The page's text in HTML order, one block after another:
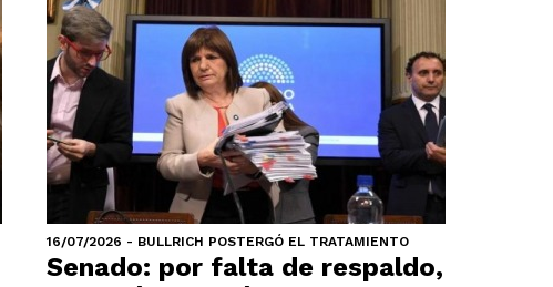
16/07/2026 - BULLRICH POSTERGÓ EL TRATAMIENTO
Senado: por falta de respaldo,